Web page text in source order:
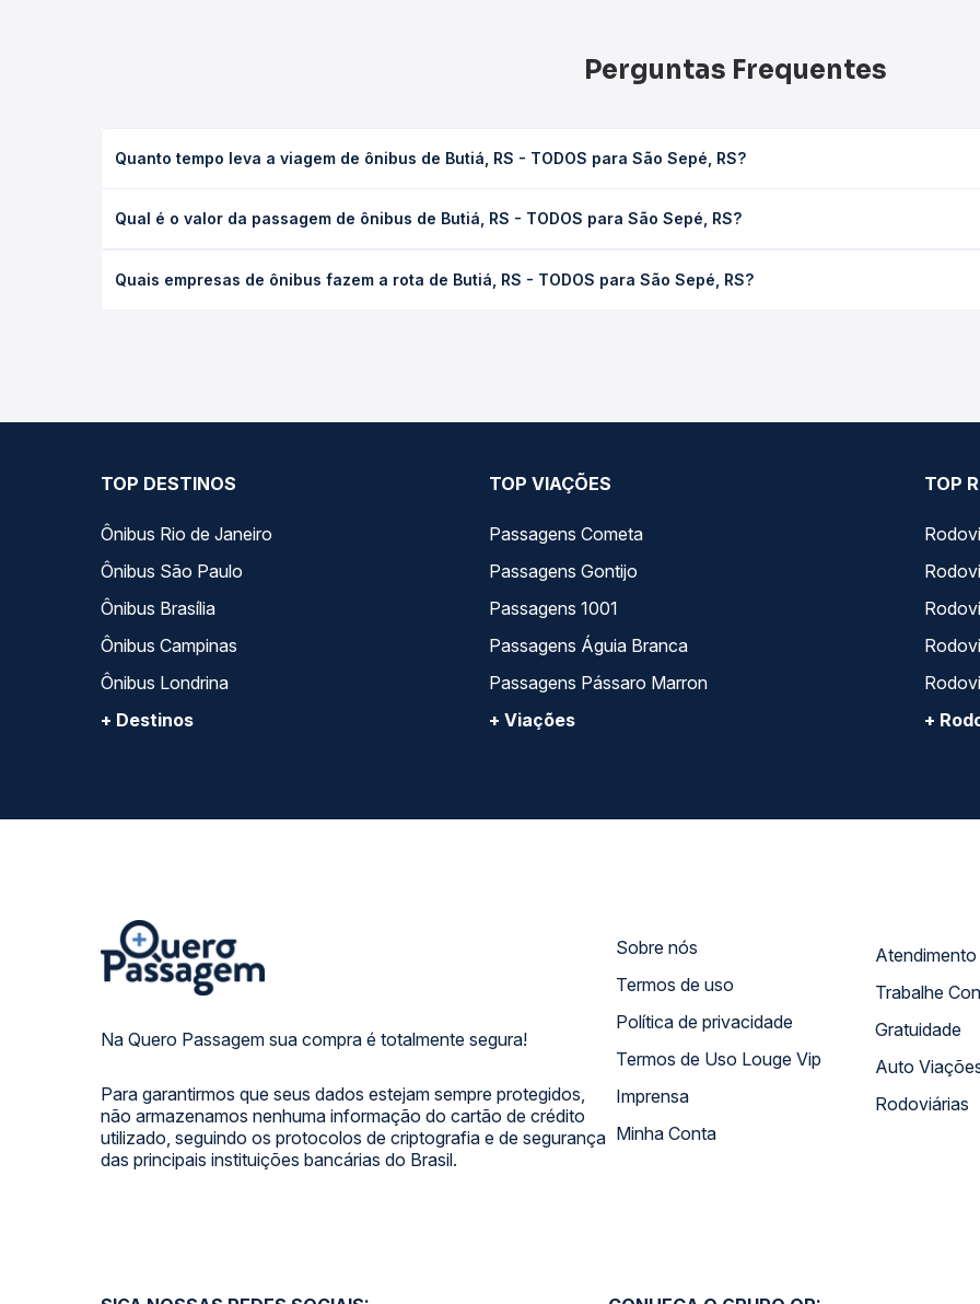
Perguntas Frequentes
Quanto tempo leva a viagem de ônibus de Butiá, RS - TODOS para São Sepé, RS?
leito) e as condições de tráfego. Na Quero Passagem você consulta os horários disponíveis e vê a duração exata de
Qual é o valor da passagem de ônibus de Butiá, RS - TODOS para São Sepé, RS?
poltrona e a antecedência da compra. Na Quero Passagem você compara os preços de todas as viações em tempo
Quais empresas de ônibus fazem a rota de Butiá, RS - TODOS para São Sepé, RS?
TOP DESTINOS
Ônibus Rio de Janeiro
Ônibus São Paulo
Ônibus Brasília
Ônibus Campinas
Ônibus Londrina
+ Destinos
TOP VIAÇÕES
Passagens Cometa
Passagens Gontijo
Passagens 1001
Passagens Águia Branca
Passagens Pássaro Marron
+ Viações
TOP
+
Na Quero Passagem sua compra é totalmente segura!
Para garantirmos que seus dados estejam sempre protegidos,
não armazenamos nenhuma informação do cartão de crédito
utilizado, seguindo os protocolos de criptografia e de segurança
das principais instituições bancárias do Brasil.
Sobre nós
Termos de uso
Política de privacidade
Termos de Uso Louge Vip
Imprensa
Minha Conta
Trabalhe
Gratuidade
Auto
Rodoviárias